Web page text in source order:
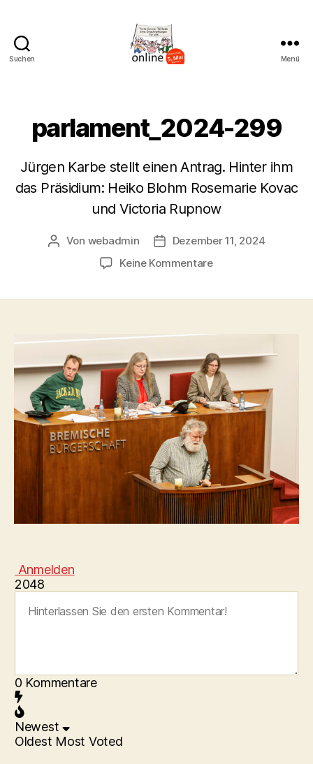
Suchen Menü
parlament_2024-299
Jürgen Karbe stellt einen Antrag. Hinter ihm
das Präsidium: Heiko Blohm Rosemarie Kovac
und Victoria Rupnow
Beitragsautor
Von webadmin Beitragsdatum
Dezember 11, 2024
Keine Kommentarezu
Anmelden
2048
0 Kommentare
Newest
Oldest Most Voted